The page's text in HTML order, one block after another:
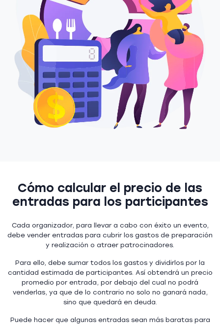
Cómo calcular el precio de las
entradas para los participantes
Cada organizador, para llevar a cabo con éxito un evento,
debe vender entradas para cubrir los gastos de preparación
y realización o atraer patrocinadores.
Para ello, debe sumar todos los gastos y dividirlos por la
cantidad estimada de participantes. Así obtendrá un precio
promedio por entrada, por debajo del cual no podrá
venderlas, ya que de lo contrario no solo no ganará nada,
sino que quedará en deuda.
Puede hacer que algunas entradas sean más baratas para